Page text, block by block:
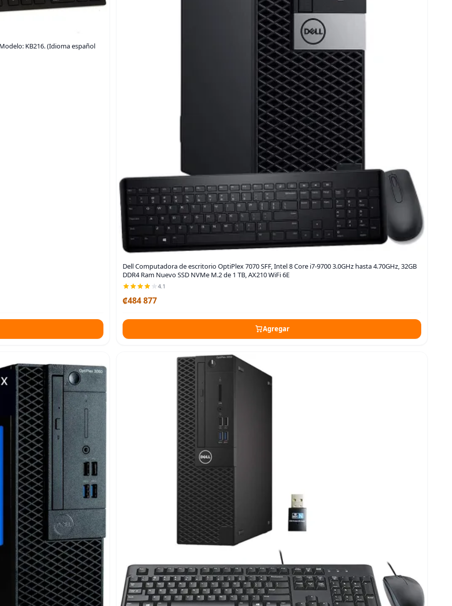
KB216. (Idioma español
Dell Computadora de escritorio OptiPlex 7070 SFF, Intel 8 Core i7-9700 3.0GHz hasta 4.70GHz, 32GB
DDR4 Ram Nuevo SSD NVMe M.2 de 1 TB, AX210 WiFi 6E
4.1
₡484 877
Agregar